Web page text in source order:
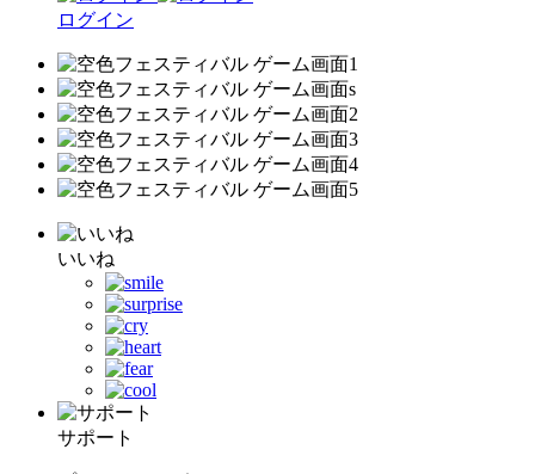
ログイン
いいね
サポート